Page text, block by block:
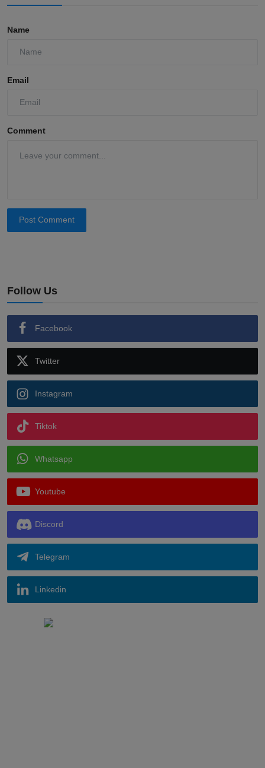
Name
Email
Comment
Post Comment
Follow Us
Facebook
Twitter
Instagram
Tiktok
Whatsapp
Youtube
Discord
Telegram
Linkedin